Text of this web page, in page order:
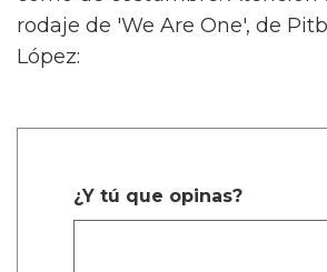
rodaje de 'We Are One', de
López:
¿Y tú que opinas?